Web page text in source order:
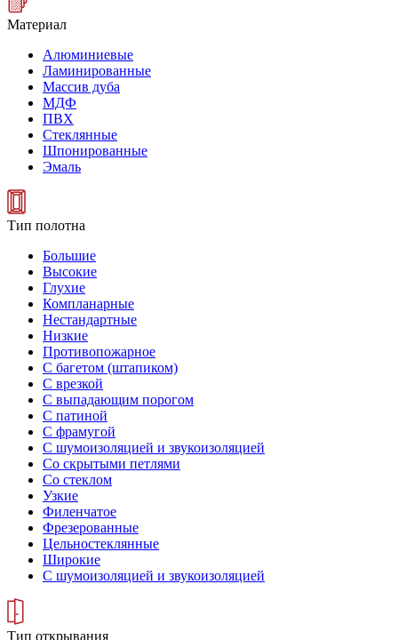
Материал
Алюминиевые
Ламинированные
Массив дуба
МДФ
ПВХ
Стеклянные
Шпонированные
Эмаль
Тип полотна
Большие
Высокие
Глухие
Компланарные
Нестандартные
Низкие
Противопожарное
С багетом (штапиком)
С врезкой
С выпадающим порогом
С патиной
С фрамугой
С шумоизоляцией и звукоизоляцией
Со скрытыми петлями
Со стеклом
Узкие
Филенчатое
Фрезерованные
Цельностеклянные
Широкие
С шумоизоляцией и звукоизоляцией
Тип открывания